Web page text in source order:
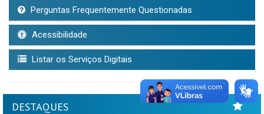
Perguntas Frequentemente Questionadas
Acessibilidade
Listar os Serviços Digitais
DESTAQUES